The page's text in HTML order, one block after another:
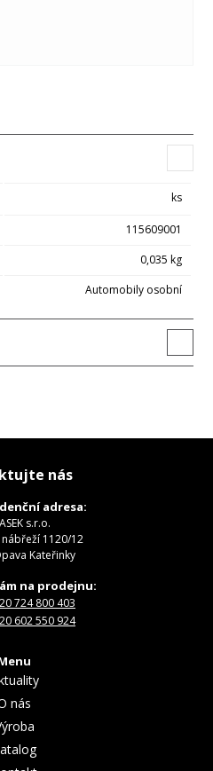
ks
115609001
0,035 kg
Automobily osobní
nás
adresa:
s.r.o.
1120/12
Kateřinky
na prodejnu:
724 800 403
602 550 924
nás